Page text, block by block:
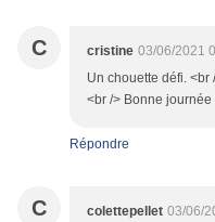
C cristine 03/06/2021
Un chouette défi. <br
<br /> Bonne journée
Répondre
C colettepellet 03/06/